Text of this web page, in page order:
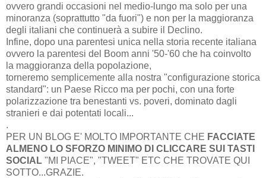
ovvero grandi occasioni nel medio-lungo ma solo per una
minoranza (soprattutto "da fuori") e non per la maggioranza
degli italiani che continuerà a subire il Declino.
Infine, dopo una parentesi unica nella storia recente italiana
ovvero la parentesi del Boom anni '50-'60 che ha coinvolto
la maggioranza della popolazione,
torneremo semplicemente alla nostra "configurazione storica
standard": un Paese Ricco ma per pochi, con una forte
polarizzazione tra benestanti vs. poveri, dominato dagli
stranieri e dai potentati locali...
.
PER UN BLOG E' MOLTO IMPORTANTE CHE FACCIATE
ALMENO LO SFORZO MINIMO DI CLICCARE SUI TASTI
SOCIAL "MI PIACE", "TWEET" ETC CHE TROVATE QUI
SOTTO...GRAZIE.